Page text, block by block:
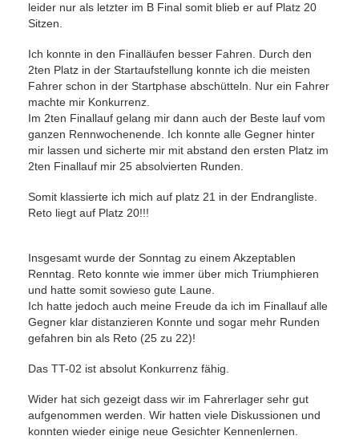
leider nur als letzter im B Final somit blieb er auf Platz 20
Sitzen.
Ich konnte in den Finalläufen besser Fahren. Durch den
2ten Platz in der Startaufstellung konnte ich die meisten
Fahrer schon in der Startphase abschütteln. Nur ein Fahrer
machte mir Konkurrenz.
Im 2ten Finallauf gelang mir dann auch der Beste lauf vom
ganzen Rennwochenende. Ich konnte alle Gegner hinter
mir lassen und sicherte mir mit abstand den ersten Platz im
2ten Finallauf mir 25 absolvierten Runden.
Somit klassierte ich mich auf platz 21 in der Endrangliste.
Reto liegt auf Platz 20!!!
Insgesamt wurde der Sonntag zu einem Akzeptablen
Renntag. Reto konnte wie immer über mich Triumphieren
und hatte somit sowieso gute Laune.
Ich hatte jedoch auch meine Freude da ich im Finallauf alle
Gegner klar distanzieren Konnte und sogar mehr Runden
gefahren bin als Reto (25 zu 22)!
Das TT-02 ist absolut Konkurrenz fähig.
Wider hat sich gezeigt dass wir im Fahrerlager sehr gut
aufgenommen werden. Wir hatten viele Diskussionen und
konnten wieder einige neue Gesichter Kennenlernen.